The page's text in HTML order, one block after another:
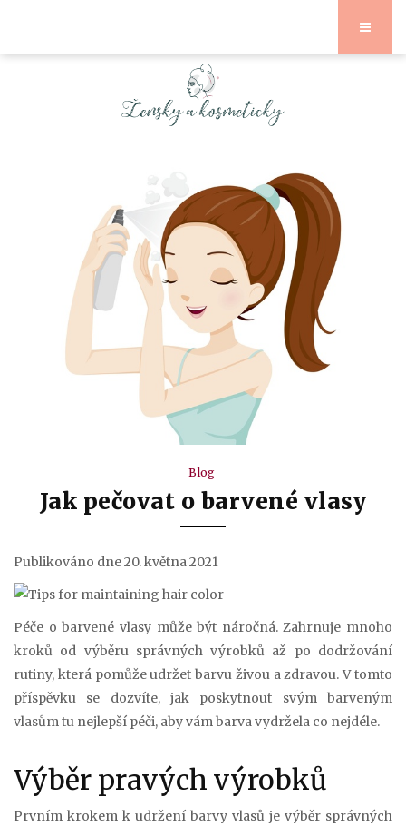
Blog
Jak pečovat o barvené vlasy
Publikováno dne 20. května 2021
Péče o barvené vlasy může být náročná. Zahrnuje mnoho
kroků od výběru správných výrobků až po dodržování
rutiny, která pomůže udržet barvu živou a zdravou. V tomto
příspěvku se dozvíte, jak poskytnout svým barveným
vlasům tu nejlepší péči, aby vám barva vydržela co nejdéle.
Výběr pravých výrobků
Prvním krokem k udržení barvy vlasů je výběr správných